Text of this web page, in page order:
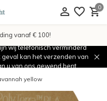
0
vanaf € 100!
wij telefonisch verminderd
kan het verzenden van
u van ons gewend bent.
yellow